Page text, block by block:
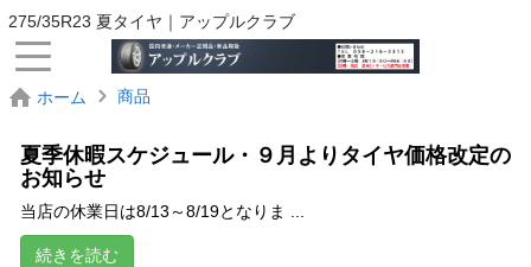
275/35R23 夏タイヤ｜アップルクラブ
ホーム 商品
夏季休暇スケジュール・９月よりタイヤ価格改定の
お知らせ
当店の休業日は8/13～8/19となりま ...
続きを読む